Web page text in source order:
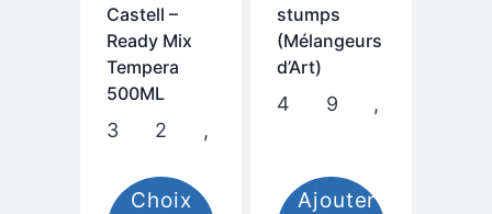
Castell –
Ready Mix
Tempera
500ML
Choix
stumps
(Mélangeurs
d’Art)
Ajouter